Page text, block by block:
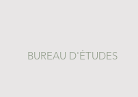
BUREAU D'ÉTUDES